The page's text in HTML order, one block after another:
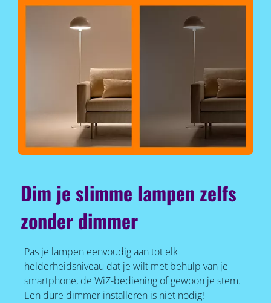
Dim je slimme lampen zelfs
zonder dimmer
Pas je lampen eenvoudig aan tot elk
helderheidsniveau dat je wilt met behulp van je
smartphone, de WiZ-bediening of gewoon je stem.
Een dure dimmer installeren is niet nodig!